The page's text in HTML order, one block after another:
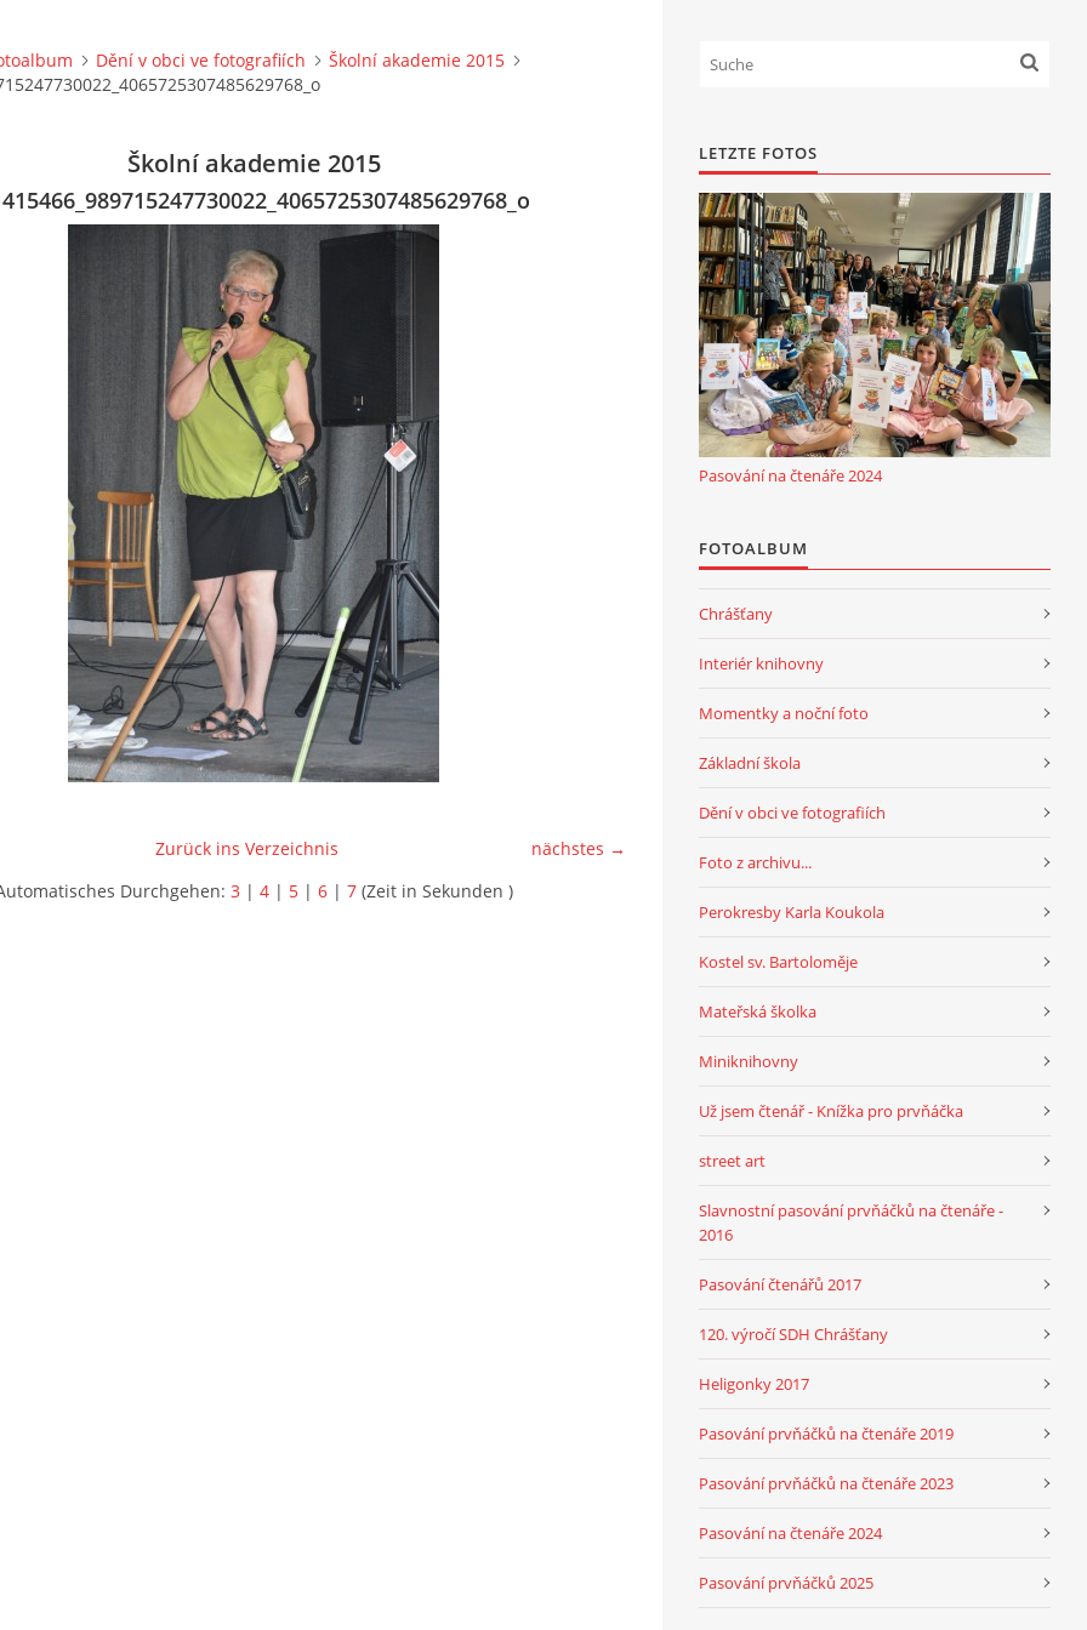
Dění v obci ve fotografiích
Školní akademie 2015
Školní akademie 2015
nächstes →
Zurück ins Verzeichnis
Durchgehen: 3| 4| 5| 6| 7(Zeit in Sekunden )
LETZTE FOTOS
Pasování na čtenáře 2024
FOTOALBUM
Chrášťany
Interiér knihovny
Momentky a noční foto
Základní škola
Dění v obci ve fotografiích
Foto z archivu...
Perokresby Karla Koukola
Kostel sv. Bartoloměje
Mateřská školka
Miniknihovny
Už jsem čtenář - Knížka pro prvňáčka
street art
Slavnostní pasování prvňáčků na čtenáře -
2016
Pasování čtenářů 2017
120. výročí SDH Chrášťany
Heligonky 2017
Pasování prvňáčků na čtenáře 2019
Pasování prvňáčků na čtenáře 2023
Pasování na čtenáře 2024
Pasování prvňáčků 2025